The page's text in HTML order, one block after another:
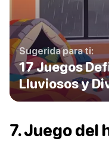
Sugerida para ti:
17 Juegos
Lluviosos y
7. Juego del